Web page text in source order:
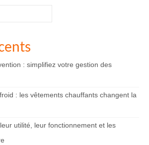
: simplifiez votre gestion des
: les vêtements chauffants changent la
utilité, leur fonctionnement et les